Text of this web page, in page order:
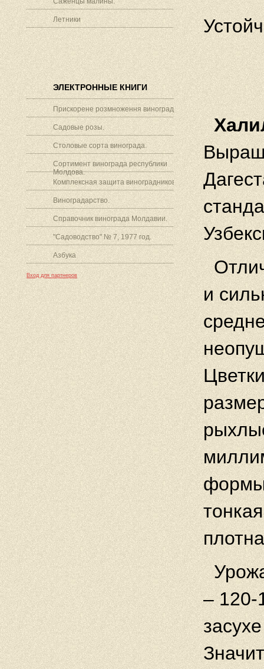
Летники
ЭЛЕКТРОННЫЕ КНИГИ
Прискорене розмноження винограду.
Садовые розы.
Столовые сорта винограда.
Сортимент винограда республики
Молдова.
Комплексная защита виноградников.
Виноградарство.
Справочник винограда Молдавии.
"Садоводство" № 7, 1977 год.
Азбука
Вход для партнеров
и
– 120-